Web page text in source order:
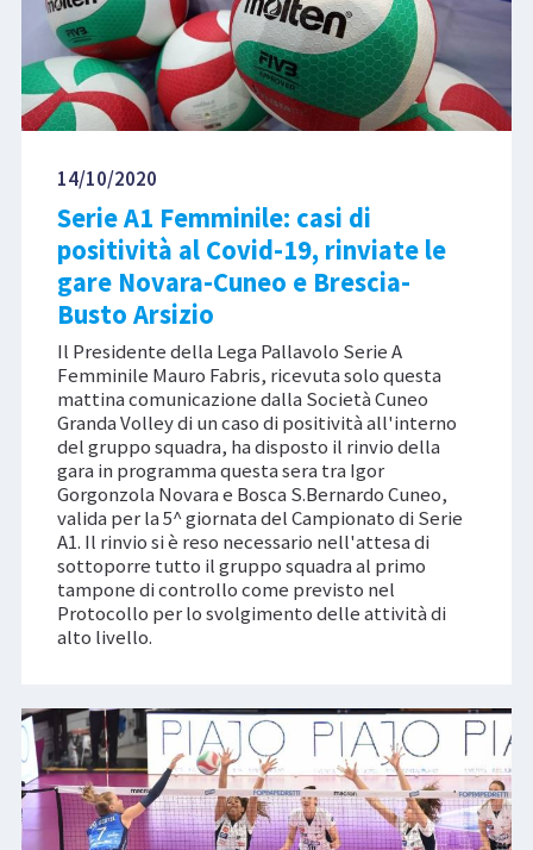
14/10/2020
Serie A1 Femminile: casi di
positività al Covid-19, rinviate le
gare Novara-Cuneo e Brescia-
Busto Arsizio
Il Presidente della Lega Pallavolo Serie A
Femminile Mauro Fabris, ricevuta solo questa
mattina comunicazione dalla Società Cuneo
Granda Volley di un caso di positività all'interno
del gruppo squadra, ha disposto il rinvio della
gara in programma questa sera tra Igor
Gorgonzola Novara e Bosca S.Bernardo Cuneo,
valida per la 5^ giornata del Campionato di Serie
A1. Il rinvio si è reso necessario nell'attesa di
sottoporre tutto il gruppo squadra al primo
tampone di controllo come previsto nel
Protocollo per lo svolgimento delle attività di
alto livello.